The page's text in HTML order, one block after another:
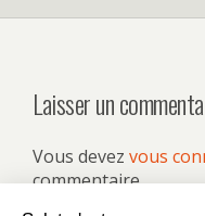
Laisser un
Vous devez vous
commentaire.